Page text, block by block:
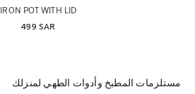
IRON POT WITH LID
499 SAR
مستلزمات المطبخ وأدوات الطهي لمنزلك